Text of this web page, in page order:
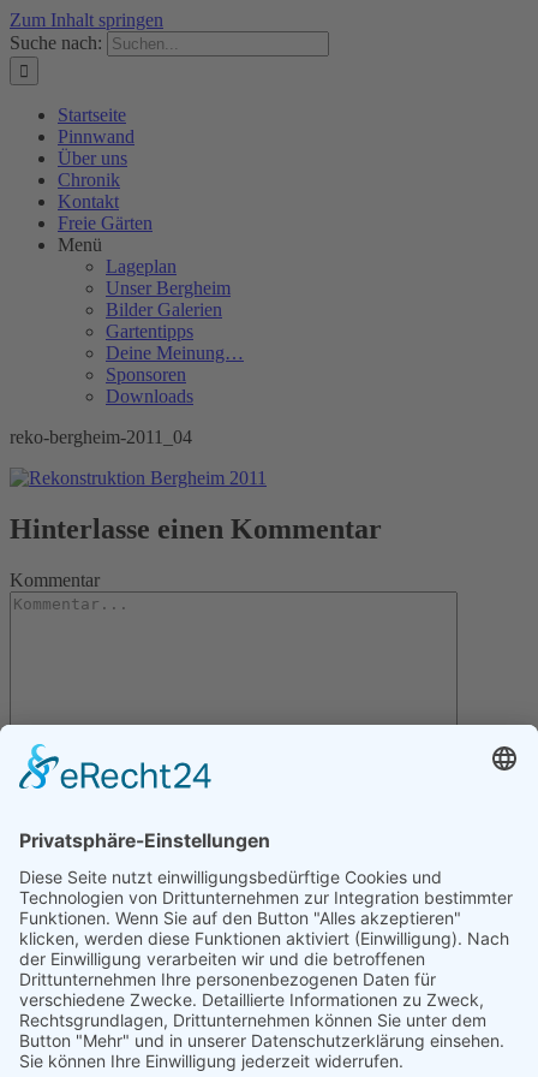
Zum Inhalt springen
Suche nach:
Startseite
Pinnwand
Über uns
Chronik
Kontakt
Freie Gärten
Menü
Lageplan
Unser Bergheim
Bilder Galerien
Gartentipps
Deine Meinung…
Sponsoren
Downloads
reko-bergheim-2011_04
Hinterlasse einen Kommentar
Kommentar
Letzte Artikel
Gartentipps für den November
Gartentipps für den Oktober
Gartentipps für den August
Gartentipps für den September
Gartentipps für den Juli